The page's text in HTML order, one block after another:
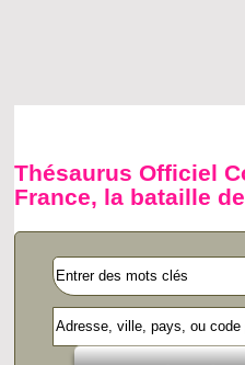
Thésaurus Officiel
France, la bataille